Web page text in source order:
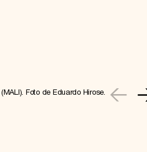
Foto de Eduardo Hirose.